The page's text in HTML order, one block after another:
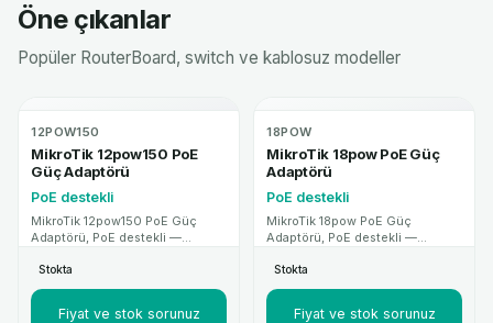
Öne çıkanlar
Popüler RouterBoard, switch ve kablosuz modeller
12POW150
MikroTik 12pow150 PoE
Güç Adaptörü
PoE destekli
MikroTik 12pow150 PoE Güç
Adaptörü, PoE destekli —
özellikler ve proje desteği ile
sunulan profesyonel ağ cihazı
çözümüdür.
Stokta
Fiyat ve stok sorunuz
18POW
MikroTik 18pow PoE Güç
Adaptörü
PoE destekli
MikroTik 18pow PoE Güç
Adaptörü, PoE destekli —
özellikler ve proje desteği ile
sunulan profesyonel ağ cihazı
çözümüdür.
Stokta
Fiyat ve stok sorunuz